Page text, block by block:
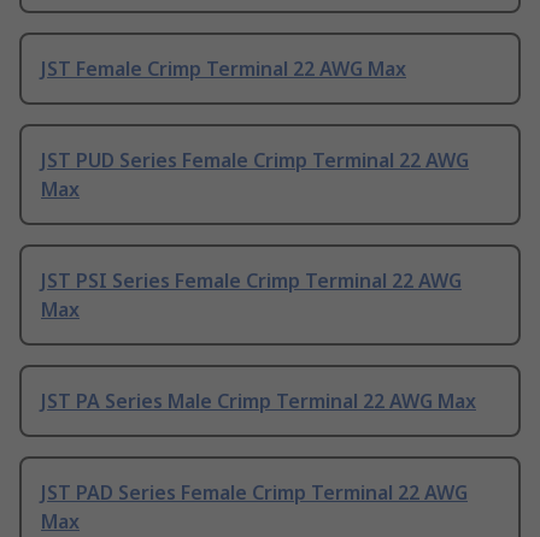
JST Female Crimp Terminal 22 AWG Max
JST PUD Series Female Crimp Terminal 22 AWG
Max
JST PSI Series Female Crimp Terminal 22 AWG
Max
JST PA Series Male Crimp Terminal 22 AWG Max
JST PAD Series Female Crimp Terminal 22 AWG
Max